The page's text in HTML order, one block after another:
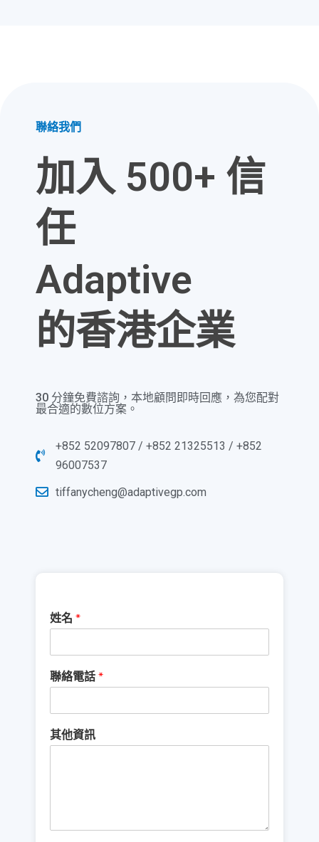
聯絡我們
加入 500+ 信
任
Adaptive
的香港企業
30 分鐘免費諮詢，本地顧問即時回應，為您配對
最合適的數位方案。
+852 52097807 / +852 21325513 / +852
96007537
tiffanycheng@adaptivegp.com
姓名 *
聯絡電話*
其他資訊